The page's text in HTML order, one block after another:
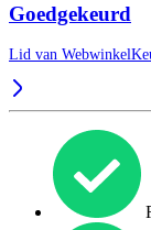
Goedgekeurd
Lid van